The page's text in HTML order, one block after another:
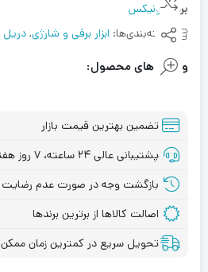
برند: رونیکس
دسته‌بندی‌ها: ابزار برقی و شارژی, دریل
ویژگی های محصول:
تضمین بهترین قیمت بازار
پشتیبانی عالی ۲۴ ساعته، ۷ روز هفته
بازگشت وجه در صورت عدم رضایت
اصالت کالاها از برترین برندها
تحویل سریع در کمترین زمان ممکن